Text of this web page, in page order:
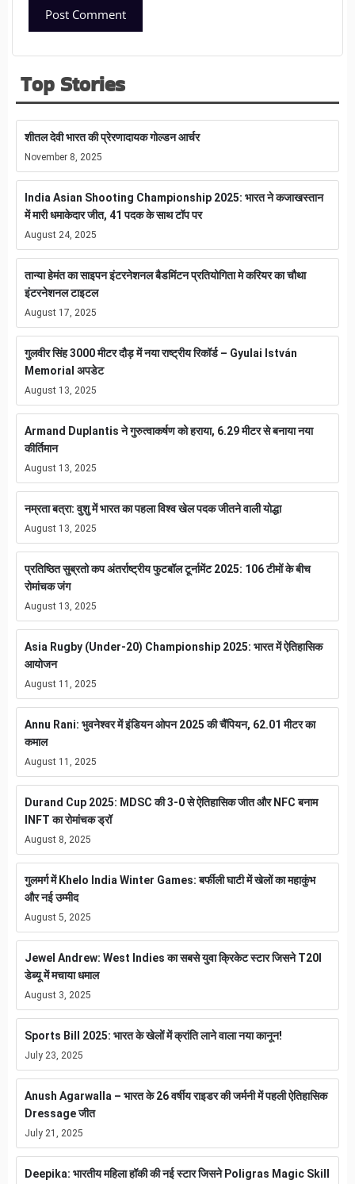
Top Stories
शीतल देवी भारत की प्रेरणादायक गोल्डन आर्चर
November 8, 2025
India Asian Shooting Championship 2025: भारत ने कजाखस्तान
में मारी धमाकेदार जीत, 41 पदक के साथ टॉप पर
August 24, 2025
तान्या हेमंत का साइपन इंटरनेशनल बैडमिंटन प्रतियोगिता मे करियर का चौथा
इंटरनेशनल टाइटल
August 17, 2025
गुलवीर सिंह 3000 मीटर दौड़ में नया राष्ट्रीय रिकॉर्ड – Gyulai István
Memorial अपडेट
August 13, 2025
Armand Duplantis ने गुरुत्वाकर्षण को हराया, 6.29 मीटर से बनाया नया
कीर्तिमान
August 13, 2025
नम्रता बत्रा: वुशु में भारत का पहला विश्व खेल पदक जीतने वाली योद्धा
August 13, 2025
प्रतिष्ठित सुब्रतो कप अंतर्राष्ट्रीय फुटबॉल टूर्नामेंट 2025: 106 टीमों के बीच
रोमांचक जंग
August 13, 2025
Asia Rugby (Under-20) Championship 2025: भारत में ऐतिहासिक
आयोजन
August 11, 2025
Annu Rani: भुवनेश्वर में इंडियन ओपन 2025 की चैंपियन, 62.01 मीटर का
कमाल
August 11, 2025
Durand Cup 2025: MDSC की 3-0 से ऐतिहासिक जीत और NFC बनाम
INFT का रोमांचक ड्रॉ
August 8, 2025
गुलमर्ग में Khelo India Winter Games: बर्फीली घाटी में खेलों का महाकुंभ
और नई उम्मीद
August 5, 2025
Jewel Andrew: West Indies का सबसे युवा क्रिकेट स्टार जिसने T20I
डेब्यू में मचाया धमाल
August 3, 2025
Sports Bill 2025: भारत के खेलों में क्रांति लाने वाला नया कानून!
July 23, 2025
Anush Agarwalla – भारत के 26 वर्षीय राइडर की जर्मनी में पहली ऐतिहासिक
Dressage जीत
July 21, 2025
Deepika: भारतीय महिला हॉकी की नई स्टार जिसने Poligras Magic Skill